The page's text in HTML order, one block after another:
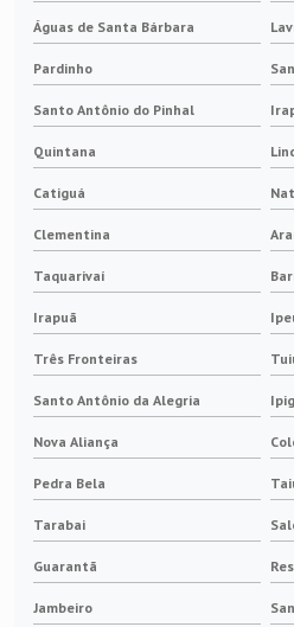
Águas de Santa Bárbara
Pardinho
Santo Antônio do Pinhal
Quintana
Catiguá
Clementina
Taquarivaí
Irapuã
Três Fronteiras
Santo Antônio da Alegria
Nova Aliança
Pedra Bela
Tarabai
Guarantã
Jambeiro